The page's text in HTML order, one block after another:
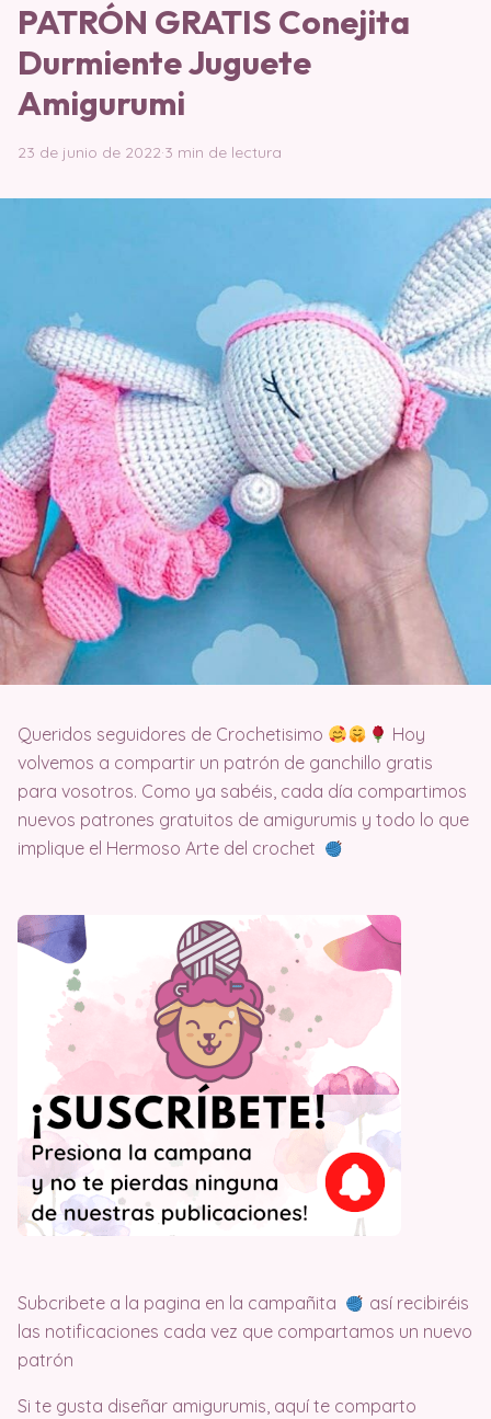
PATRÓN GRATIS Conejita
Durmiente Juguete
Amigurumi
23 de junio de 2022·3 min de lectura
Queridos seguidores de Crochetisimo
Hoy
volvemos a compartir un patrón de ganchillo gratis
para vosotros. Como ya sabéis, cada día compartimos
nuevos patrones gratuitos de amigurumis y todo lo que
implique el Hermoso Arte del crochet
Subcribete a la pagina en la campañita
así recibiréis
las notificaciones cada vez que compartamos un nuevo
patrón
Si te gusta diseñar amigurumis, aquí te comparto